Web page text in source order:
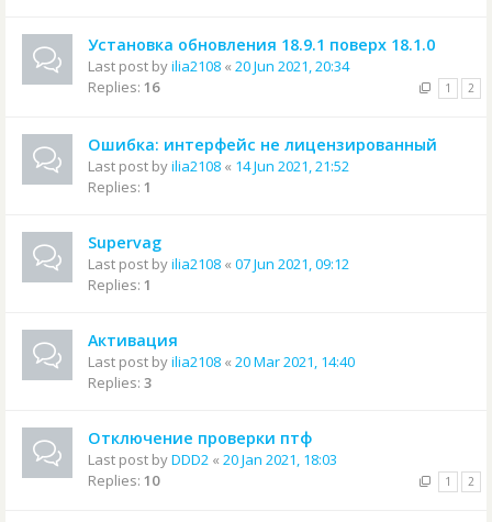
Установка обновления 18.9.1 поверх 18.1.0
Last post byilia2108 « 20 Jun 2021, 20:34
Replies: 16 1 2
Ошибка: интерфейс не лицензированный
Last post byilia2108 « 14 Jun 2021, 21:52
Replies: 1
Supervag
Last post byilia2108 « 07 Jun 2021, 09:12
Replies: 1
Активация
Last post byilia2108 « 20 Mar 2021, 14:40
Replies: 3
Отключение проверки птф
Last post byDDD2 « 20 Jan 2021, 18:03
Replies: 10 1 2